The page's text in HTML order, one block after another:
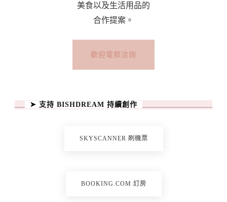
美食以及生活用品的
合作提案。
歡迎電郵洽詢
➤ 支持 BISHDREAM 持續創作
SKYSCANNER 刷機票
BOOKING.COM 訂房